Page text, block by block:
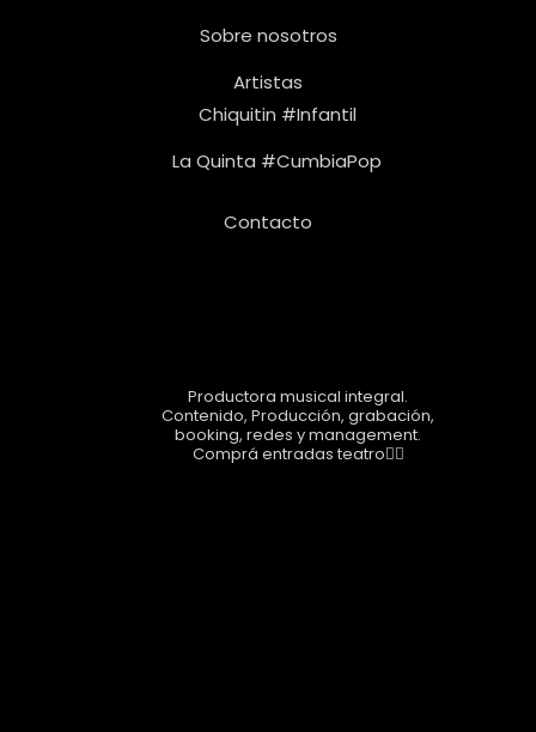
Sobre nosotros
Artistas
Chiquitin #Infantil
La Quinta #CumbiaPop
Contacto
Productora musical integral.
Contenido, Producción, grabación,
booking, redes y management.
Comprá entradas teatro👇🏼